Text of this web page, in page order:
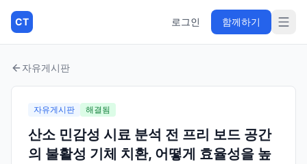
CT 로그인 함께하기
자유게시판
자유게시판 해결됨
산소 민감성 시료 분석 전 프리 보드 공간
의 불활성 기체 치환, 어떻게 효율성을 높